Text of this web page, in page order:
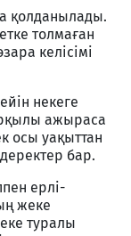
қолданылады.
толмаған
келісімі
некеге
ажыраса
осы уақыттан
бар.
ерлі-
жеке
туралы